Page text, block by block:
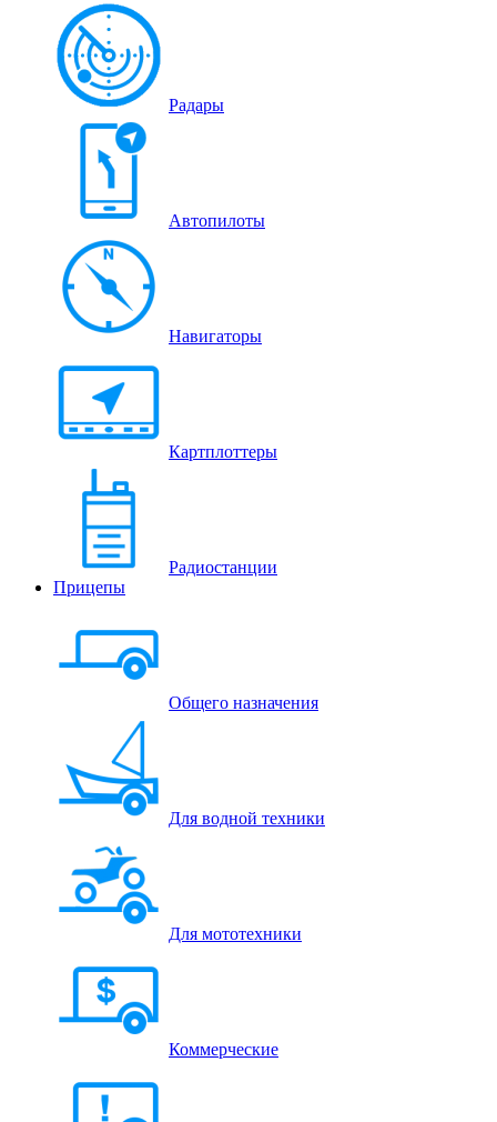
Радары
Автопилоты
Навигаторы
Картплоттеры
Радиостанции
Прицепы
Общего назначения
Для водной техники
Для мототехники
Коммерческие